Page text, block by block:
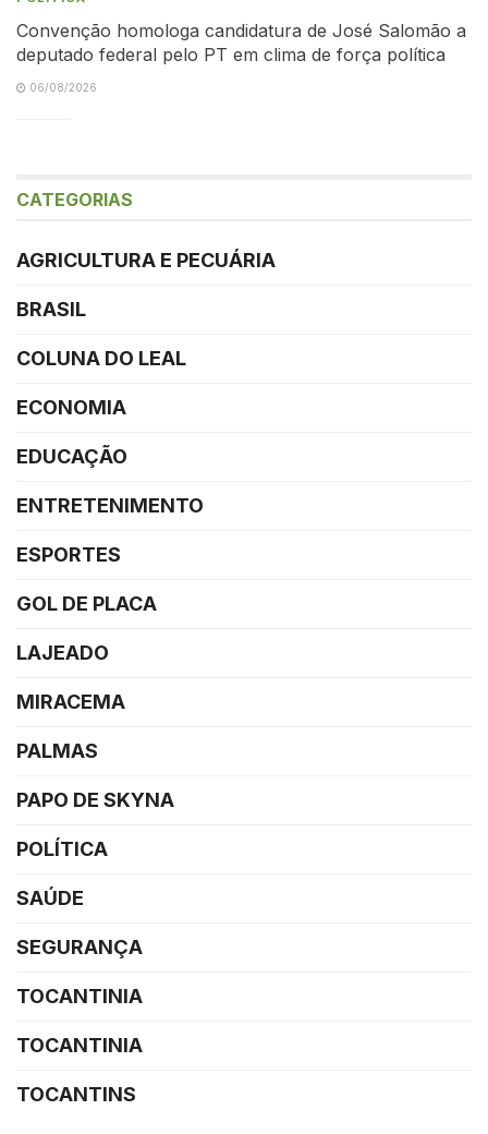
Convenção homologa candidatura de José Salomão a
deputado federal pelo PT em clima de força política
06/08/2026
CATEGORIAS
AGRICULTURA E PECUÁRIA
BRASIL
COLUNA DO LEAL
ECONOMIA
EDUCAÇÃO
ENTRETENIMENTO
ESPORTES
GOL DE PLACA
LAJEADO
MIRACEMA
PALMAS
PAPO DE SKYNA
POLÍTICA
SAÚDE
SEGURANÇA
TOCANTINIA
TOCANTINIA
TOCANTINS